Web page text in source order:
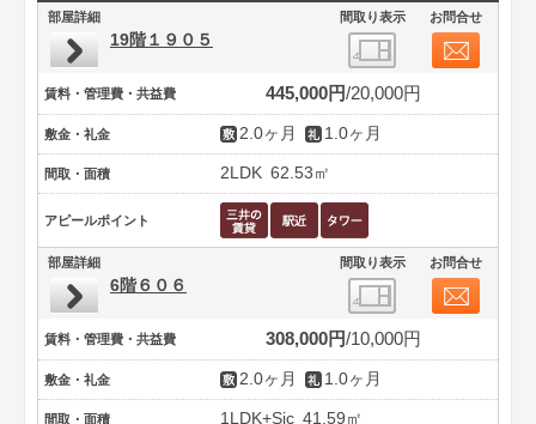
部屋詳細 間取り表示 お問合せ
19階１９０５
賃料・管理費・共益費 445,000円 20,000円
敷金・礼金 2.0ヶ月 1.0ヶ月
間取・面積 2LDK 62.53㎡
アピールポイント
部屋詳細 間取り表示 お問合せ
6階６０６
賃料・管理費・共益費 308,000円 10,000円
敷金・礼金 2.0ヶ月 1.0ヶ月
間取・面積 1LDK+Sic 41.59㎡